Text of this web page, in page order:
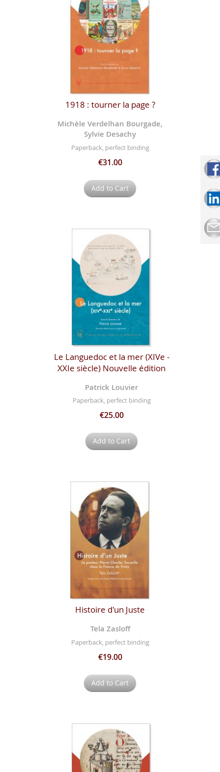
1918 : tourner la page ?
Michèle Verdelhan Bourgade,
Sylvie Desachy
Paperback, perfect binding
€31.00
Add to Cart
Le Languedoc et la mer (XIVe -
XXIe siècle) Nouvelle édition
Patrick Louvier
Paperback, perfect binding
€25.00
Add to Cart
Histoire d'un Juste
Tela Zasloff
Paperback, perfect binding
€19.00
Add to Cart